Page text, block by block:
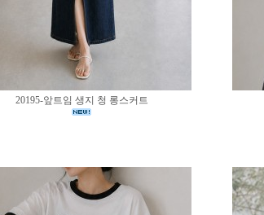
20195-앞트임 생지 청 롱스커트